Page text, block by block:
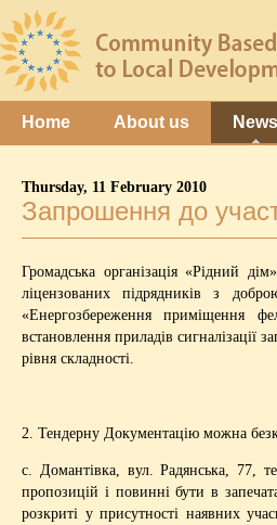
Home About us News
Thursday, 11 February 2010
Запрошення до
Громадська організація «Рідний
ліцензованих підрядників з
«Енергозбереження приміщення
встановлення приладів сигналізації
рівня складності.
2. Тендерну Документацію можна
с. Домантівка, вул. Радянська, 77,
пропозицій і повинні бути в
розкриті у присутності наявних